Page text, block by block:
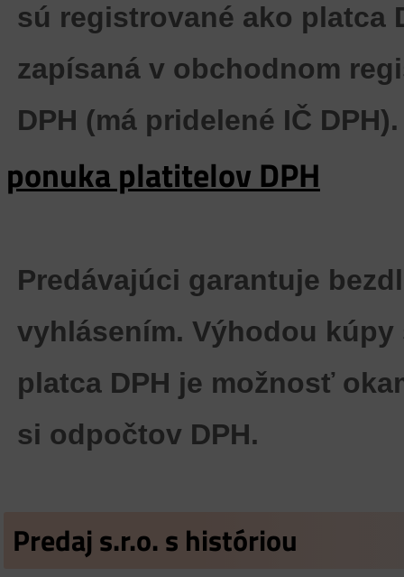
sú registrované ako platca
zapísaná v obchodnom
DPH (má pridelené IČ DPH).
ponuka platitelov DPH
Predávajúci garantuje
vyhlásením. Výhodou
platca DPH je možnosť
si odpočtov DPH.
Predaj s.r.o. s históriou